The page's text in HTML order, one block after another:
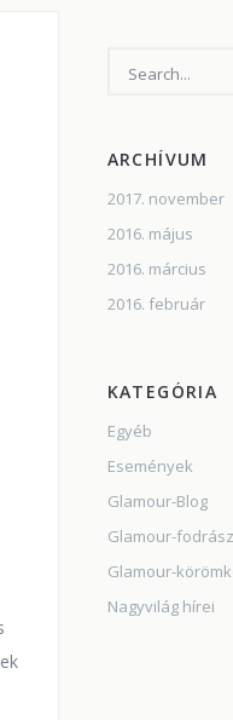
ARCHÍVUM
2017. november
2016. május
2016. március
2016. február
KATEGÓRIA
Egyéb
Események
Glamour-Blog
Glamour-
Glamour-
Nagyvilág hírei